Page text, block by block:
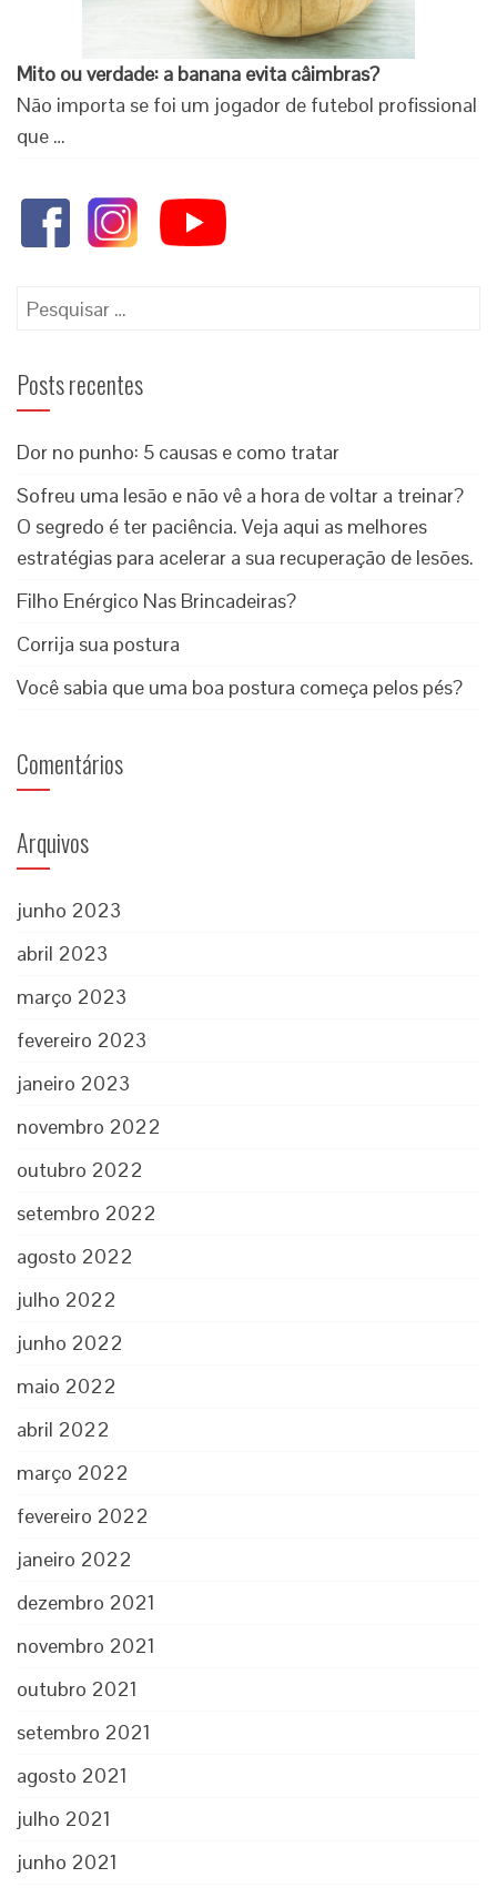
Mito ou verdade: a banana evita câimbras?
Não importa se foi um jogador de futebol profissional
que …
Posts recentes
Dor no punho: 5 causas e como tratar
Sofreu uma lesão e não vê a hora de voltar a treinar?
O segredo é ter paciência. Veja aqui as melhores
estratégias para acelerar a sua recuperação de lesões.
Filho Enérgico Nas Brincadeiras?
Corrija sua postura
Você sabia que uma boa postura começa pelos pés?
Comentários
Arquivos
junho 2023
abril 2023
março 2023
fevereiro 2023
janeiro 2023
novembro 2022
outubro 2022
setembro 2022
agosto 2022
julho 2022
junho 2022
maio 2022
abril 2022
março 2022
fevereiro 2022
janeiro 2022
dezembro 2021
novembro 2021
outubro 2021
setembro 2021
agosto 2021
julho 2021
junho 2021